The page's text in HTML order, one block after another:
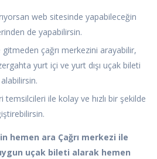
web sitesinde yapabileceğin
de yapabilirsin.
çağrı merkezini arayabilir,
yurt içi ve yurt dışı uçak bileti
ile kolay ve hızlı bir şekilde
hemen ara Çağrı merkezi ile
uçak bileti alarak hemen